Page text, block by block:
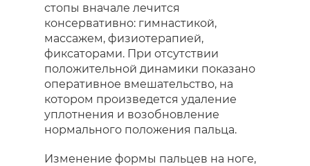
стопы вначале лечится
консервативно: гимнастикой,
массажем, физиотерапией,
фиксаторами. При отсутствии
положительной динамики показано
оперативное вмешательство, на
котором произведется удаление
уплотнения и возобновление
нормального положения пальца.
Изменение формы пальцев на ноге,